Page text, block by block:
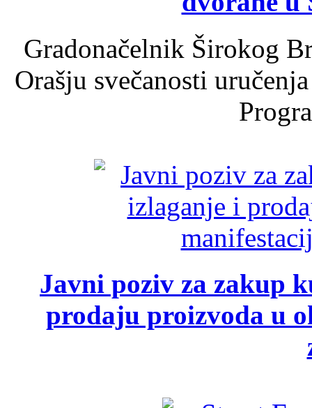
Gradonačelnik Širokog
Orašju svečanosti
Javni poziv za zakup
prodaju proizvoda u